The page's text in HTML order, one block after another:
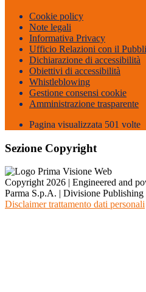
Cookie policy
Note legali
Informativa Privacy
Ufficio Relazioni con il
Dichiarazione di accessibilità
Obiettivi di accessibilità
Whistleblowing
Gestione consensi cookie
Amministrazione trasparente
Pagina visualizzata 501 volte
Sezione Copyright
Copyright 2026 | Engineered and
Parma S.p.A. | Divisione
Disclaimer trattamento dati personali